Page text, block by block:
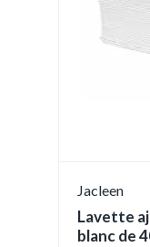
Jacleen
Lavette
blanc de